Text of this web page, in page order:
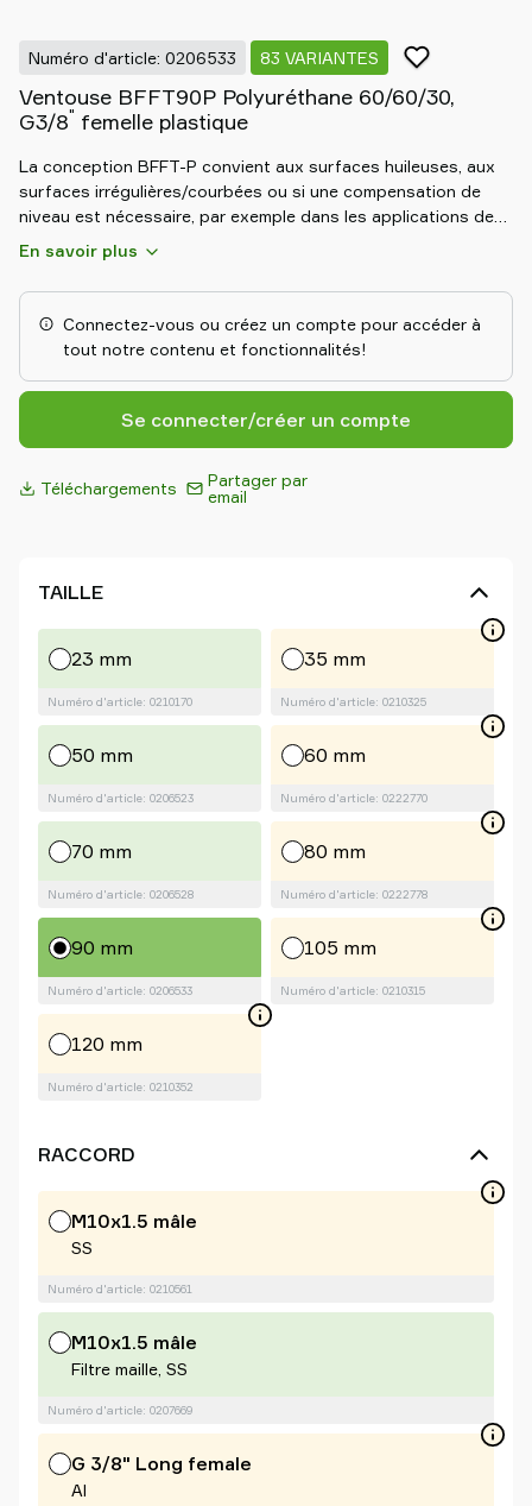
Numéro d'article: 0206533 83 VARIANTES
Ventouse BFFT90P Polyuréthane 60/60/30,
G3/8" femelle plastique
La conception BFFT-P convient aux surfaces huileuses, aux
surfaces irrégulières/courbées ou si une compensation de
niveau est nécessaire, par exemple dans les applications de
désempilage Le support interne plat assure la stabilité lors
des mouvements, quelle que soit l’orientation. Ventouses de
friction spécialement conçues pour les surfaces huileuses
comme les tôles utilisées sur les lignes d'emboutissage. Grâce
à leur forte adhérence aux surfaces huileuses, les ventouses
généralement 3 à 5 fois supérieures à celles des ventouses
conventionnelles correspondantes.
En savoir plus
Connectez-vous ou créez un compte pour accéder à
tout notre contenu et fonctionnalités!
Se connecter/créer un compte
Téléchargements
Partager par
email
TAILLE
23 mm
Numéro d'article: 0210170
35 mm
Numéro d'article: 0210325
50 mm
Numéro d'article: 0206523
60 mm
Numéro d'article: 0222770
70 mm
Numéro d'article: 0206528
80 mm
Numéro d'article: 0222778
90 mm
Numéro d'article: 0206533
105 mm
Numéro d'article: 0210315
120 mm
Numéro d'article: 0210352
RACCORD
M10x1.5 mâle
SS
Numéro d'article: 0210561
M10x1.5 mâle
Filtre maille, SS
Numéro d'article: 0207669
G 3/8" Long female
Al
shop